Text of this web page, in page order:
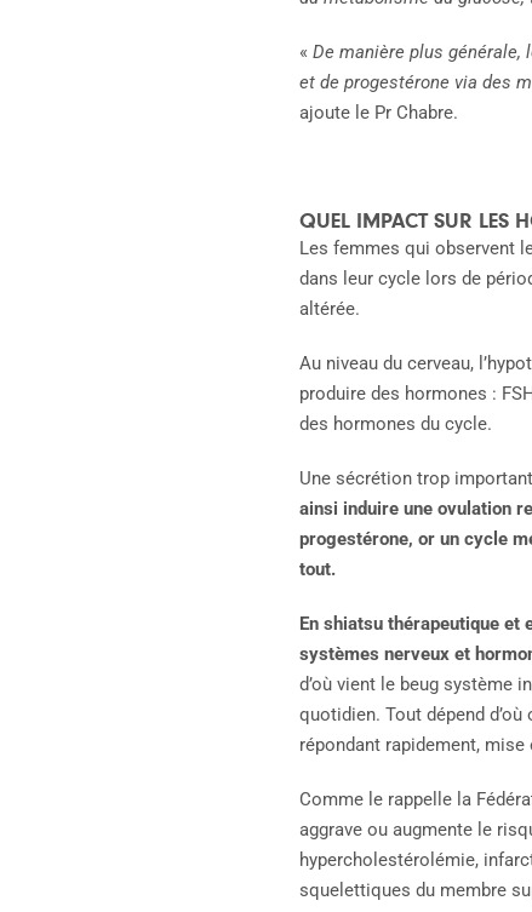
« De manière plus
et de progestérone via des
ajoute le Pr Chabre.
QUEL IMPACT SUR LES
Les femmes qui observent
dans leur cycle lors de
altérée.
Au niveau du cerveau,
produire des hormones :
des hormones du cycle.
Une sécrétion trop
ainsi induire une ovulation
progestérone, or un cycle
tout.
En shiatsu thérapeutique et
systèmes nerveux et
d’où vient le beug système
quotidien. Tout dépend
répondant rapidement,
Comme le rappelle la
aggrave ou augmente le
hypercholestérolémie,
squelettiques du membre